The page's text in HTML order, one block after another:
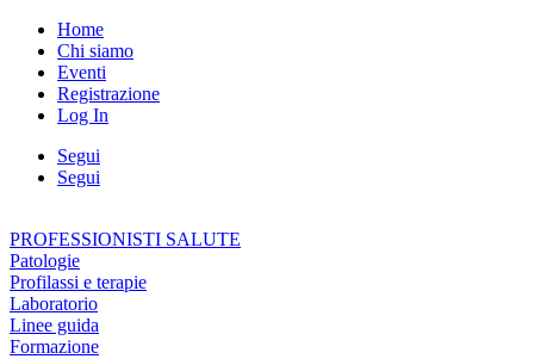
Home
Chi siamo
Eventi
Registrazione
Log In
Segui
Segui
PROFESSIONISTI SALUTE
Patologie
Profilassi e terapie
Laboratorio
Linee guida
Formazione